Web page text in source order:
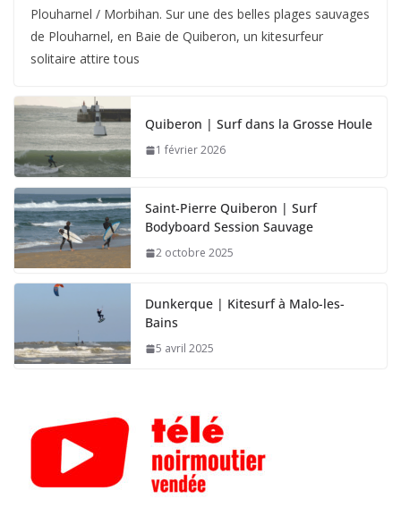
Plouharnel / Morbihan. Sur une des belles plages sauvages
de Plouharnel, en Baie de Quiberon, un kitesurfeur
solitaire attire tous
Quiberon | Surf dans la Grosse Houle
1 février 2026
Saint-Pierre Quiberon | Surf
Bodyboard Session Sauvage
2 octobre 2025
Dunkerque | Kitesurf à Malo-les-
Bains
5 avril 2025